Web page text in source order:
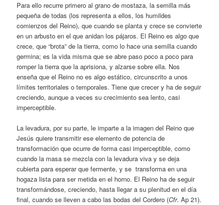
Para ello recurre primero al grano de mostaza, la semilla más
pequeña de todas (los representa a ellos, los humildes
comienzos del Reino), que cuando se planta y crece se convierte
en un arbusto en el que anidan los pájaros. El Reino es algo que
crece, que “brota” de la tierra, como lo hace una semilla cuando
germina; es la vida misma que se abre paso poco a poco para
romper la tierra que la aprisiona, y alzarse sobre ella. Nos
enseña que el Reino no es algo estático, circunscrito a unos
límites territoriales o temporales. Tiene que crecer y ha de seguir
creciendo, aunque a veces su crecimiento sea lento, casi
imperceptible.
La levadura, por su parte, le imparte a la imagen del Reino que
Jesús quiere transmitir ese elemento de potencia de
transformación que ocurre de forma casi imperceptible, como
cuando la masa se mezcla con la levadura viva y se deja
cubierta para esperar que fermente, y se transforma en una
hogaza lista para ser metida en el horno. El Reino ha de seguir
transformándose, creciendo, hasta llegar a su plenitud en el día
final, cuando se lleven a cabo las bodas del Cordero (Cfr. Ap 21).